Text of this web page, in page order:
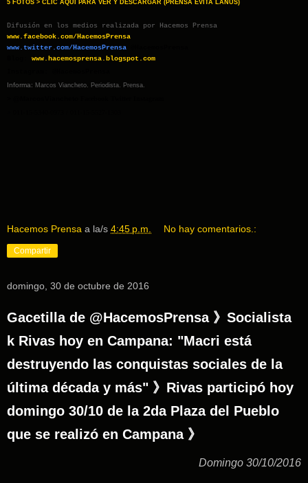
5 FOTOS > CLIC AQUÍ PARA VER Y DESCARGAR (PRENSA EVITA LANÚS)
Difusión en los medios realizada por Hacemos Prensa
www.facebook.com/HacemosPrensa
www.twitter.com/HacemosPrensa
www.hacemosprensa.blogspot.com
Informa: Marcos Viancheto. Periodista. Prensa.
Hacemos Prensa a la/s 4:45 p.m. No hay comentarios.:
Compartir
domingo, 30 de octubre de 2016
Gacetilla de @HacemosPrensa 》Socialista
k Rivas hoy en Campana: "Macri está
destruyendo las conquistas sociales de la
última década y más" 》Rivas participó hoy
domingo 30/10 de la 2da Plaza del Pueblo
que se realizó en Campana 》
Domingo 30/10/2016